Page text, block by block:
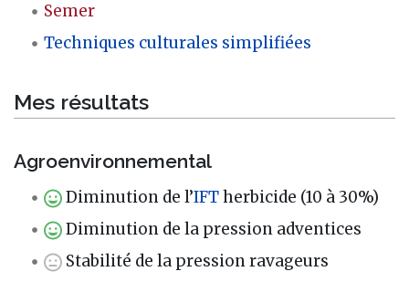
Semer
Techniques culturales simplifiées
Mes résultats
Agroenvironnemental
Diminution de l’IFTherbicide (10 à 30%)
Diminution de la pression adventices
Stabilité de la pression ravageurs